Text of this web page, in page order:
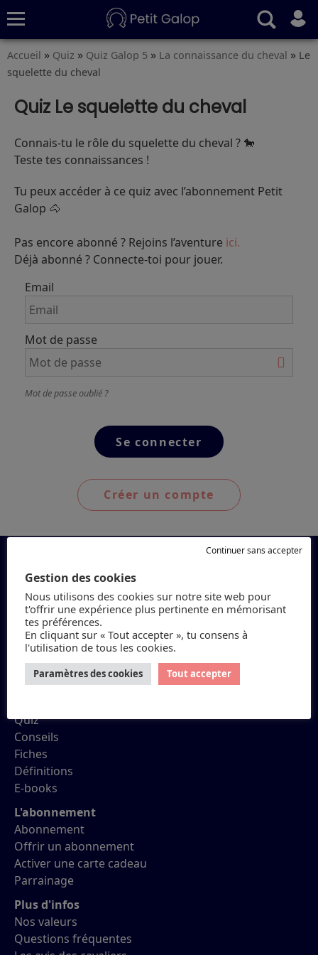
Quiz
Conseils
Fiches
S’abonner
Accueil » Quiz » Quiz Galop 5 » La connaissance du cheval » Le
squelette du cheval
Quiz Le squelette du cheval
Connais-tu le rôle du squelette du cheval ? 🐎
Teste tes connaissances !
Tu peux accéder à ce quiz avec l’abonnement Petit
Galop 🐴
Pas encore abonné ? Rejoins l’aventure ici.
Déjà abonné ? Connecte-toi pour jouer.
Email
Mot de passe
Mot de passe oublié ?
Créer un compte
Petit Galop
Quiz
Conseils
Fiches
Définitions
E-books
L'abonnement
Abonnement
Offrir un abonnement
Activer une carte cadeau
Parrainage
Plus d'infos
Nos valeurs
Questions fréquentes
Gestion des cookies
Nous utilisons des cookies sur notre site web pour
t'offrir une expérience plus pertinente en mémorisant
tes préférences.
En cliquant sur « Tout accepter », tu consens à
l'utilisation de tous les cookies.
Paramètres des cookies Tout accepter
Continuer sans accepter